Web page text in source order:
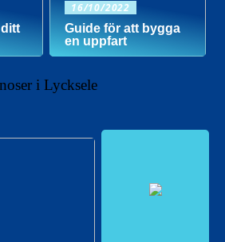
16/10/2022
Guide för att bygga
en uppfart
i Lycksele